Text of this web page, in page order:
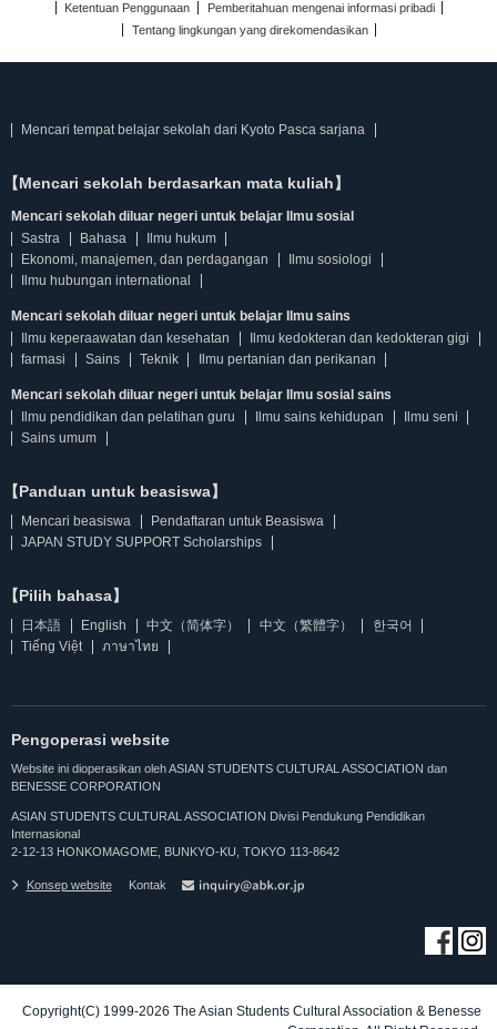
Ketentuan Penggunaan
Pemberitahuan mengenai informasi pribadi
Tentang lingkungan yang direkomendasikan
Mencari tempat belajar sekolah dari Kyoto Pasca sarjana
【Mencari sekolah berdasarkan mata kuliah】
Mencari sekolah diluar negeri untuk belajar Ilmu sosial
Sastra
Bahasa
Ilmu hukum
Ekonomi, manajemen, dan perdagangan
Ilmu sosiologi
Ilmu hubungan international
Mencari sekolah diluar negeri untuk belajar Ilmu sains
Ilmu keperaawatan dan kesehatan
Ilmu kedokteran dan kedokteran gigi
farmasi
Sains Teknik Ilmu pertanian dan perikanan
Mencari sekolah diluar negeri untuk belajar Ilmu sosial sains
Ilmu pendidikan dan pelatihan guru
Ilmu sains kehidupan
Ilmu seni
Sains umum
【Panduan untuk beasiswa】
Mencari beasiswa
Pendaftaran untuk Beasiswa
JAPAN STUDY SUPPORT Scholarships
【Pilih bahasa】
日本語 English 中文（简体字） 中文（繁體字）
한국어
Tiếng Việt
ภาษาไทย
Pengoperasi website
Website ini dioperasikan oleh ASIAN STUDENTS CULTURAL ASSOCIATION dan
BENESSE CORPORATION
ASIAN STUDENTS CULTURAL ASSOCIATION Divisi Pendukung Pendidikan
Internasional
2-12-13 HONKOMAGOME, BUNKYO-KU, TOKYO 113-8642
Konsep website Kontak
Copyright(C) 1999-2026 The Asian Students Cultural Association & Benesse